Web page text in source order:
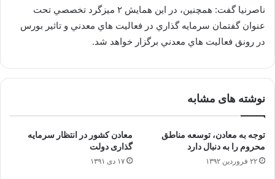
ناصرنيا گفت: همچنين، در اين همايش ۲ ميزگرد تخصصي تحت
عنوان گفتمان سرمايه گذاري در فعاليت هاي معدني و تاثير بورس
در رونق فعاليت هاي معدني برگزار خواهد شد.
نوشته های مشابه
توجه به معادن، توسعه مناطق
محروم را به دنبال دارد
۲۲ فروردین ۱۳۹۲
معادن کشور در انتظار سرمایه
گذاری دولت
۱۷ دی ۱۳۹۱